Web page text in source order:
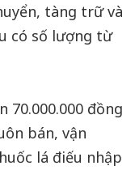
tàng trữ và
có số lượng từ
70.000.000 đồng
bán, vận
lá điếu nhập